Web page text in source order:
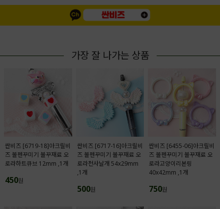
가장 잘 나가는 상품
싼비즈 [6719-18]아크릴비
즈 볼펜꾸미기 볼꾸재료 오
로라하트큐브 12mm ,1개
450원
싼비즈 [6717-16]아크릴비
즈 볼펜꾸미기 볼꾸재료 오
로라천사날개 54x29mm
,1개
500원
싼비즈 [6455-06]아크릴비
즈 볼펜꾸미기 볼꾸재료 오
로라고양이리본링
40x42mm ,1개
750원